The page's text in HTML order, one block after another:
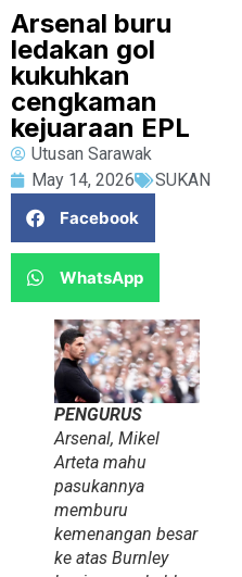
Arsenal buru
ledakan gol
kukuhkan
cengkaman
kejuaraan EPL
Utusan Sarawak
May 14, 2026
SUKAN
Facebook
WhatsApp
PENGURUS
Arsenal, Mikel
Arteta mahu
pasukannya
memburu
kemenangan besar
ke atas Burnley